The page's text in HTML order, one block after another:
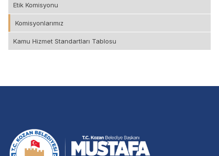
Etik Komisyonu
Komisyonlarımız
Kamu Hizmet Standartları Tablosu